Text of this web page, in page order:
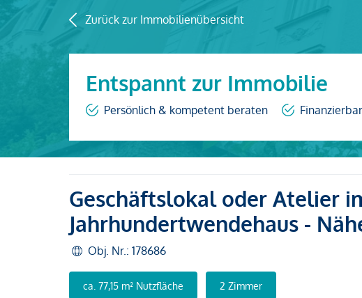
Zurück zur Immobilienübersicht
Entspannt zur Immobilie
Persönlich & kompetent beraten
Geschäftslokal oder Atelier
Jahrhundertwendehaus -
Obj. Nr.: 178686
ca. 77,15 m² Nutzfläche 2 Zimmer